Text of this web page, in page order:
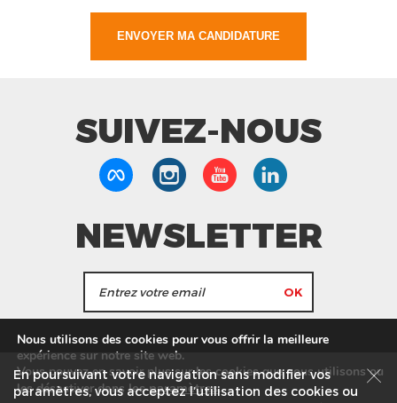
SUIVEZ-NOUS
NEWSLETTER
informations de Tang Frères.
Nos Magasins Service commercial
Recrutement
En poursuivant votre navigation sans modifier vos
paramètres, vous acceptez l’utilisation des cookies ou
Nous utilisons des cookies pour vous offrir la meilleure
expérience sur notre site web.
Vous pouvez en savoir plus sur les cookies que nous utilisons ou
les désactiver dans lesparamètres.